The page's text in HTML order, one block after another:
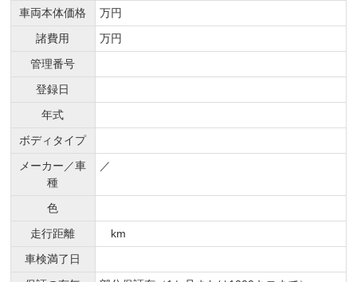
車両本体価格
万円
諸費用
万円
管理番号
登録日
年式
ボディタイプ
メーカー／車
種
／
色
走行距離
km
車検満了日